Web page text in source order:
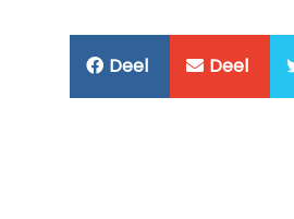
Deel Deel